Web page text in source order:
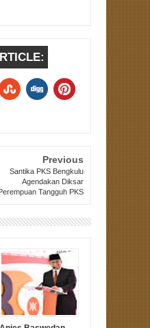
Previous
Santika PKS Bengkulu
Agendakan Diksar
Tangguh PKS